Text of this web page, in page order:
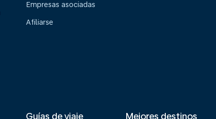
Empresas asociadas
Afiliarse
Guías de viaje Mejores destinos